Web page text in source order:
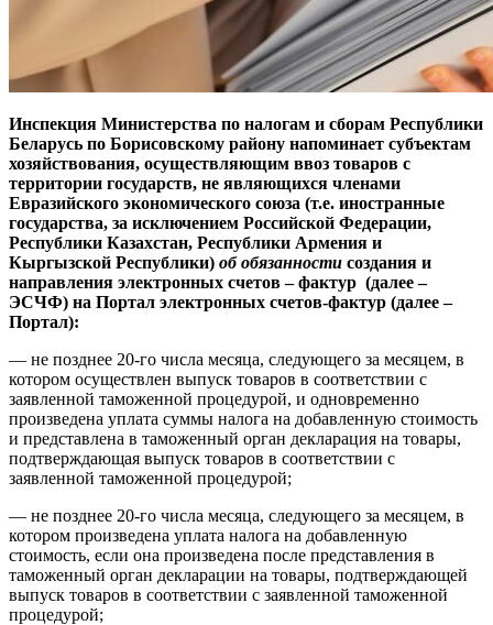
Инспекция Министерства по налогам и сборам Республики
Беларусь по Борисовскому району напоминает субъектам
хозяйствования, осуществляющим ввоз товаров с
территории государств, не являющихся членами
Евразийского экономического союза (т.е. иностранные
государства, за исключением Российской Федерации,
Республики Казахстан, Республики Армения и
Кыргызской Республики) об обязанности создания и
направления электронных счетов – фактур (далее –
ЭСЧФ) на Портал электронных счетов-фактур (далее –
Портал):
— не позднее 20-го числа месяца, следующего за месяцем, в
котором осуществлен выпуск товаров в соответствии с
заявленной таможенной процедурой, и одновременно
произведена уплата суммы налога на добавленную стоимость
и представлена в таможенный орган декларация на товары,
подтверждающая выпуск товаров в соответствии с
заявленной таможенной процедурой;
— не позднее 20-го числа месяца, следующего за месяцем, в
котором произведена уплата налога на добавленную
стоимость, если она произведена после представления в
таможенный орган декларации на товары, подтверждающей
выпуск товаров в соответствии с заявленной таможенной
процедурой;